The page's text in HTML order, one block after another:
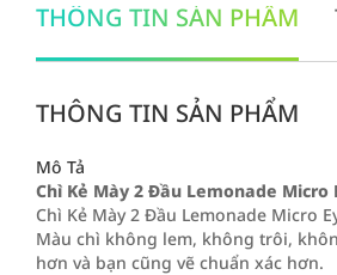
THÔNG TIN SẢN PHẨM
THÔNG TIN SẢN PHẨM
Mô Tả
Chì Kẻ Mày 2 Đầu Lemonade
Chì Kẻ Mày 2 Đầu Lemonade Micro
Màu chì không lem, không trôi,
hơn và bạn cũng vẽ chuẩn xác hơn.